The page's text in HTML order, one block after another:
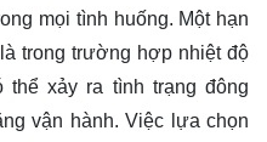
mọi tình huống. Một hạn
trong trường hợp nhiệt độ
xảy ra tình trạng đông
vận hành. Việc lựa chọn